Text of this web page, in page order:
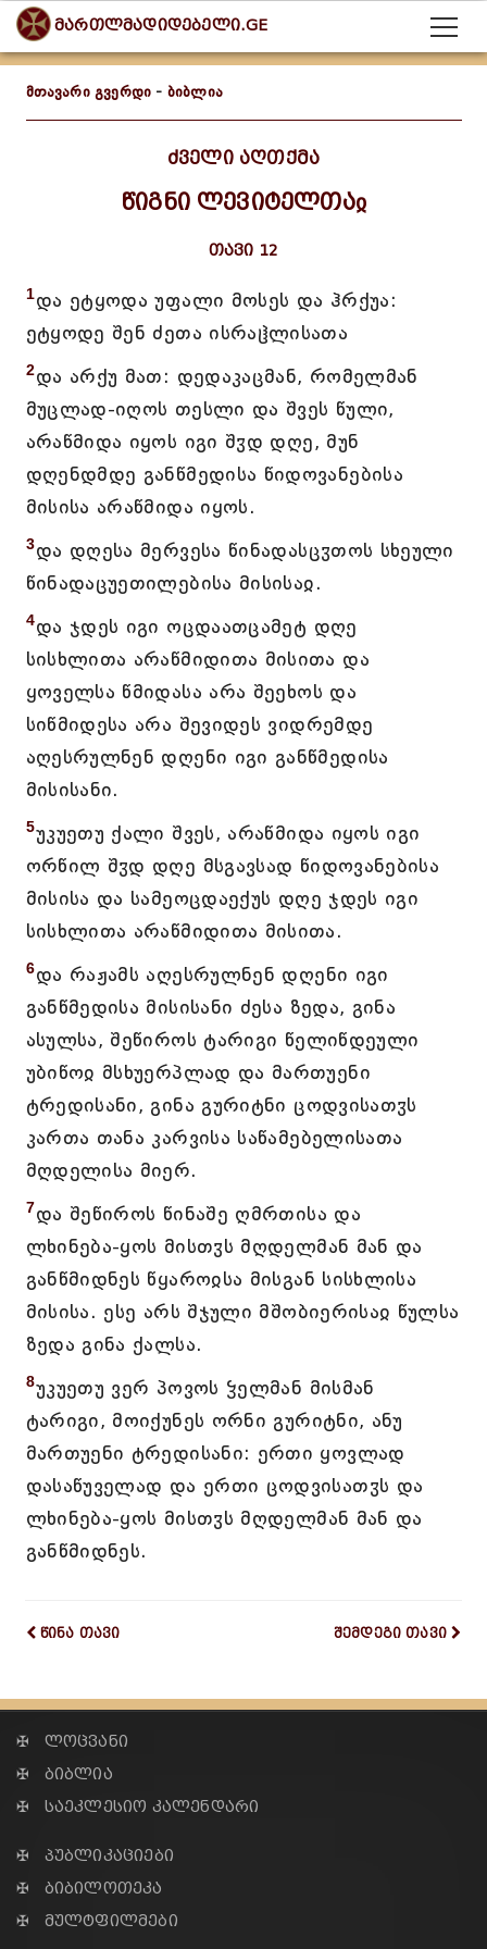
მართლმადიდებელი.GE
მთავარი გვერდი - ბიბლია
ძველი აღთქმა
წიგნი ლევიტელთაჲ
თავი 12
1და ეტყოდა უფალი მოსეს და ჰრქუა:
ეტყოდე შენ ძეთა ისრაჱლისათა
2და არქუ მათ: დედაკაცმან, რომელმან
მუცლად-იღოს თესლი და შვეს წული,
არაწმიდა იყოს იგი შჳდ დღე, მუნ
დღენდმდე განწმედისა წიდოვანებისა
მისისა არაწმიდა იყოს.
3და დღესა მერვესა წინადასცჳთოს სხეული
წინადაცუეთილებისა მისისაჲ.
4და ჯდეს იგი ოცდაათცამეტ დღე
სისხლითა არაწმიდითა მისითა და
ყოველსა წმიდასა არა შეეხოს და
სიწმიდესა არა შევიდეს ვიდრემდე
აღესრულნენ დღენი იგი განწმედისა
მისისანი.
5უკუეთუ ქალი შვეს, არაწმიდა იყოს იგი
ორწილ შჳდ დღე მსგავსად წიდოვანებისა
მისისა და სამეოცდაექუს დღე ჯდეს იგი
სისხლითა არაწმიდითა მისითა.
6და რაჟამს აღესრულნენ დღენი იგი
განწმედისა მისისანი ძესა ზედა, გინა
ასულსა, შეწიროს ტარიგი წელიწდეული
უბიწოჲ მსხუერპლად და მართუენი
ტრედისანი, გინა გურიტნი ცოდვისათჳს
კართა თანა კარვისა საწამებელისათა
მღდელისა მიერ.
7და შეწიროს წინაშე ღმრთისა და
ლხინება-ყოს მისთჳს მღდელმან მან და
განწმიდნეს წყაროჲსა მისგან სისხლისა
მისისა. ესე არს შჯული მშობიერისაჲ წულსა
ზედა გინა ქალსა.
8უკუეთუ ვერ პოვოს ჴელმან მისმან
ტარიგი, მოიქუნეს ორნი გურიტნი, ანუ
მართუენი ტრედისანი: ერთი ყოვლად
დასაწუველად და ერთი ცოდვისათჳს და
ლხინება-ყოს მისთჳს მღდელმან მან და
განწმიდნეს.
წინა თავი შემდეგი თავი
✠ ლოცვანი
✠ ბიბლია
✠ საეკლესიო კალენდარი
✠ პუბლიკაციები
✠ ბიბილოთეკა
✠ მულტფილმები